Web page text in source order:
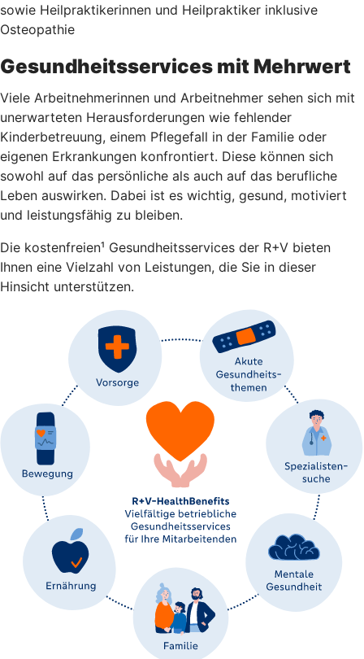
sowie Heilpraktikerinnen und Heilpraktiker inklusive
Osteopathie
Gesundheitsservices mit Mehrwert
Viele Arbeitnehmerinnen und Arbeitnehmer sehen sich mit
unerwarteten Herausforderungen wie fehlender
Kinderbetreuung, einem Pflegefall in der Familie oder
eigenen Erkrankungen konfrontiert. Diese können sich
sowohl auf das persönliche als auch auf das berufliche
Leben auswirken. Dabei ist es wichtig, gesund, motiviert
und leistungsfähig zu bleiben.
Die kostenfreien¹ Gesundheitsservices der R+V bieten
Ihnen eine Vielzahl von Leistungen, die Sie in dieser
Hinsicht unterstützen.